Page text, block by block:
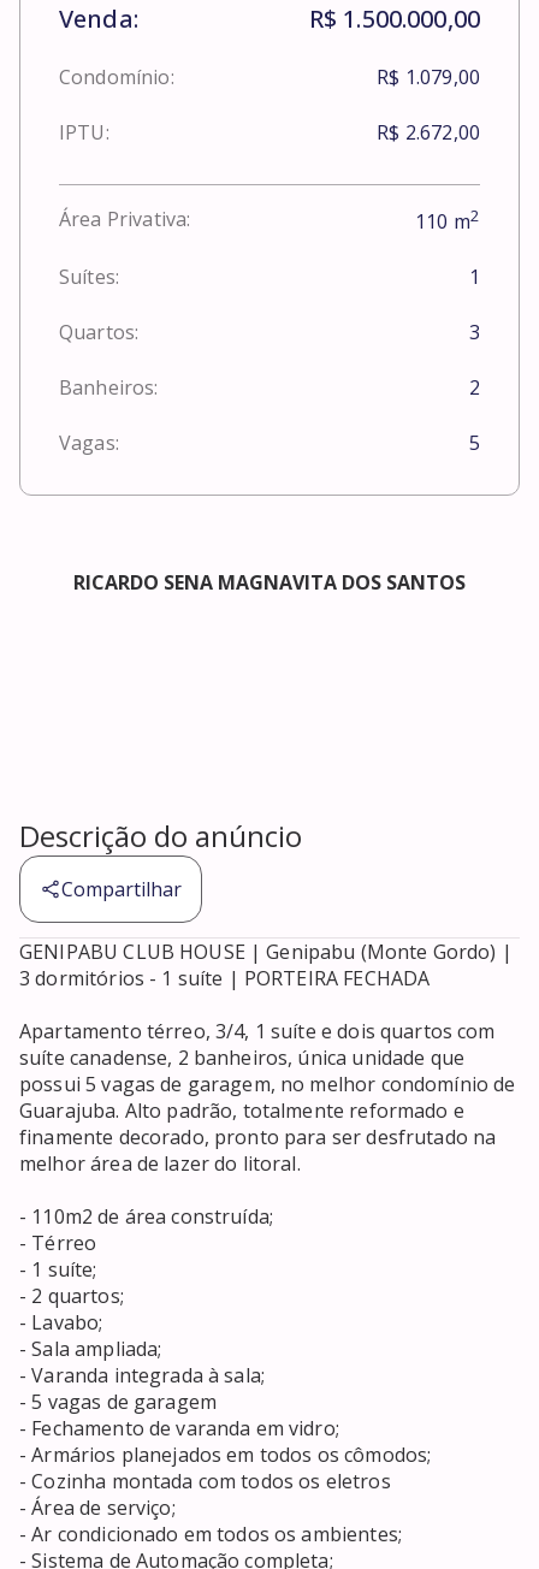
Venda: R$ 1.500.000,00
Condomínio: R$ 1.079,00
IPTU: R$ 2.672,00
Área Privativa: 110 m2
Suítes: 1
Quartos: 3
Banheiros: 2
Vagas: 5
RICARDO SENA MAGNAVITA DOS SANTOS
Descrição do anúncio
Compartilhar
GENIPABU CLUB HOUSE | Genipabu (Monte Gordo) |
3 dormitórios - 1 suíte | PORTEIRA FECHADA
Apartamento térreo, 3/4, 1 suíte e dois quartos com
suíte canadense, 2 banheiros, única unidade que
possui 5 vagas de garagem, no melhor condomínio de
Guarajuba. Alto padrão, totalmente reformado e
finamente decorado, pronto para ser desfrutado na
melhor área de lazer do litoral.
- 110m2 de área construída;
- Térreo
- 1 suíte;
- 2 quartos;
- Lavabo;
- Sala ampliada;
- Varanda integrada à sala;
- 5 vagas de garagem
- Fechamento de varanda em vidro;
- Armários planejados em todos os cômodos;
- Cozinha montada com todos os eletros
- Área de serviço;
- Ar condicionado em todos os ambientes;
- Sistema de Automação completa;